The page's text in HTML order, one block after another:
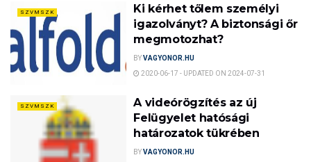
SZVMSZK
Ki kérhet tőlem személyi
igazolványt? A biztonsági őr
megmotozhat?
BYVAGYONOR.HU
2020-06-17 - UPDATED ON 2024-07-31
SZVMSZK
A videórögzítés az új
Felügyelet hatósági
határozatok tükrében
BYVAGYONOR.HU